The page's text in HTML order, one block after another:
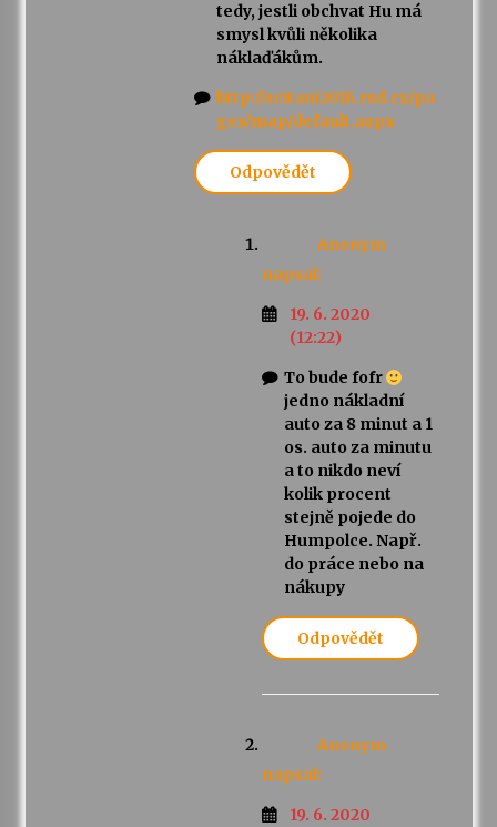
tedy, jestli obchvat Hu má
smysl kvůli několika
náklaďákům.
http://scitani2016.rsd.cz/pa
ges/map/default.aspx
Odpovědět
Anonym
napsal:
19. 6. 2020
(12:22)
To bude fofr
jedno nákladní
auto za 8 minut a 1
os. auto za minutu
a to nikdo neví
kolik procent
stejně pojede do
Humpolce. Např.
do práce nebo na
nákupy
Odpovědět
Anonym
napsal:
19. 6. 2020